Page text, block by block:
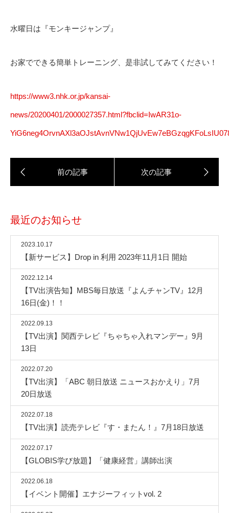
水曜日は『モンキージャンプ』
お家でできる簡単トレーニング、是非試してみてください！
https://www3.nhk.or.jp/kansai-
news/20200401/2000027357.html?fbclid=IwAR31o-
最近のお知らせ
2023.10.17
【新サービス】Drop in 利用 2023年11月1日 開始
2022.12.14
【TV出演告知】MBS毎日放送『よんチャンTV』12月
16日(金)！！
2022.09.13
【TV出演】関西テレビ『ちゃちゃ入れマンデー』9月
13日
2022.07.20
【TV出演】「ABC 朝日放送 ニュースおかえり」7月
20日放送
2022.07.18
【TV出演】読売テレビ『す・またん！』7月18日放送
2022.07.17
【GLOBIS学び放題】「健康経営」講師出演
2022.06.18
【イベント開催】エナジーフィットvol. 2